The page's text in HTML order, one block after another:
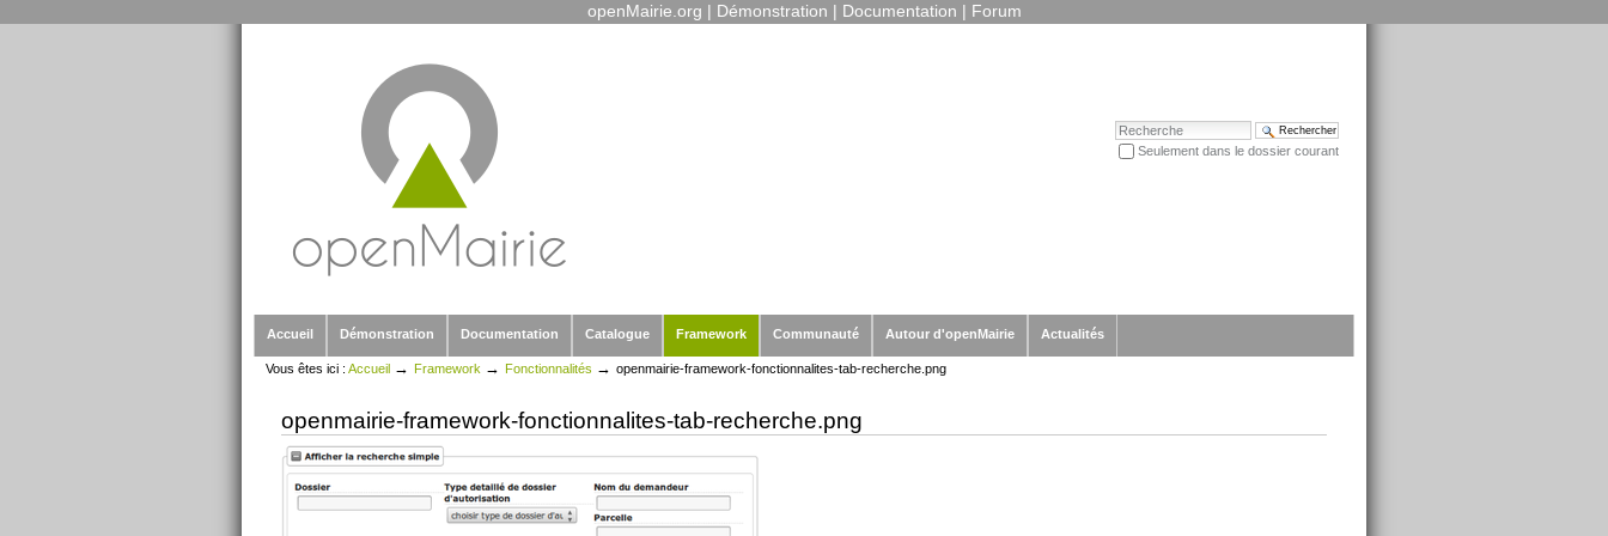
openMairie.org | Démonstration | Documentation | Forum
Chercher par
Seulement dans le dossier courant
Accueil
Démonstration Documentation Catalogue Framework Communauté Autour d'openMairie Actualités
Vous êtes ici : Accueil → Framework → Fonctionnalités → openmairie-framework-fonctionnalites-tab-recherche.png
openmairie-framework-fonctionnalites-tab-recherche.png